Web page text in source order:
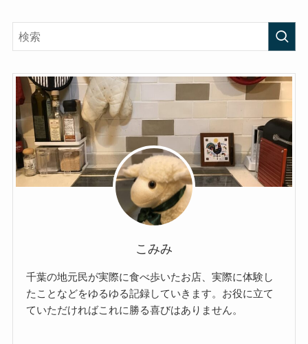
こみみ
千葉の地元民が実際に食べ歩いたお店、実際に体験し
たことなどをゆるゆる記録していきます。お役に立て
ていただければこれに勝る喜びはありません。